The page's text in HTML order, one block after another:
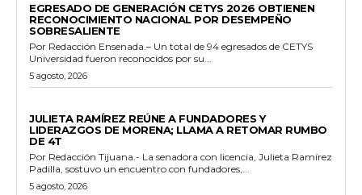
EGRESADO DE GENERACIÓN CETYS 2026 OBTIENEN
RECONOCIMIENTO NACIONAL POR DESEMPEÑO
SOBRESALIENTE
Por Redacción Ensenada.– Un total de 94 egresados de CETYS
Universidad fueron reconocidos por su...
5 agosto, 2026
JULIETA RAMÍREZ REÚNE A FUNDADORES Y
LIDERAZGOS DE MORENA; LLAMA A RETOMAR RUMBO
DE 4T
Por Redacción Tijuana.- La senadora con licencia, Julieta Ramírez
Padilla, sostuvo un encuentro con fundadores,...
5 agosto, 2026